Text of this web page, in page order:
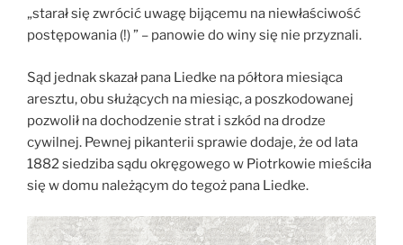
„starał się zwrócić uwagę bijącemu na niewłaściwość
postępowania (!) ” – panowie do winy się nie przyznali.
Sąd jednak skazał pana Liedke na półtora miesiąca
aresztu, obu służących na miesiąc, a poszkodowanej
pozwolił na dochodzenie strat i szkód na drodze
cywilnej. Pewnej pikanterii sprawie dodaje, że od lata
1882 siedziba sądu okręgowego w Piotrkowie mieściła
się w domu należącym do tegoż pana Liedke.